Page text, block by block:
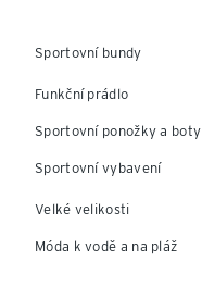
Sportovní bundy
Funkční prádlo
Sportovní ponožky a boty
Sportovní vybavení
Velké velikosti
Móda k vodě a na pláž